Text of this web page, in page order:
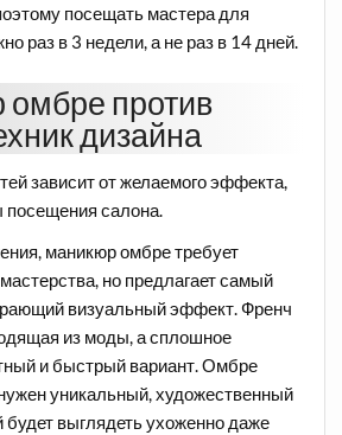
посещать мастера для
раз в 3 недели, а не раз в 14 дней.
против
дизайна
зависит от желаемого эффекта,
посещения салона.
маникюр омбре требует
но предлагает самый
визуальный эффект. Френч
из моды, а сплошное
и быстрый вариант. Омбре
уникальный, художественный
будет выглядеть ухоженно даже